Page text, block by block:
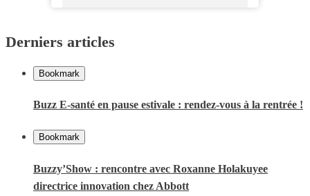
Derniers articles
Bookmark
Buzz E-santé en pause estivale : rendez-vous à la rentrée !
Bookmark
Buzzy’Show : rencontre avec Roxanne Holakuyee
directrice innovation chez Abbott